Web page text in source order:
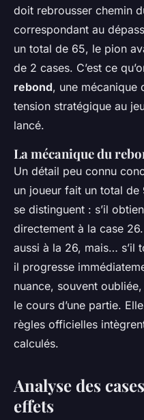
doit rebrousser chemin
correspondant au
un total de 65, le pion
de 2 cases. C’est ce
rebond, une mécanique
tension stratégique au
lancé.
La mécanique du
Un détail peu connu
un joueur fait un total
se distinguent : s’il
directement à la case
aussi à la 26, mais… s’il
il progresse
nuance, souvent
le cours d’une partie.
règles officielles
calculés.
Analyse des
effets